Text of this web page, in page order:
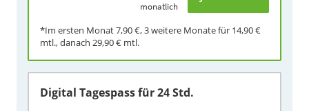
monatlich
*Im ersten Monat7,90 €, 3 weitere Monate für 14,90 €
mtl., danach 29,90 € mtl.
Digital Tagespassfür 24 Std.